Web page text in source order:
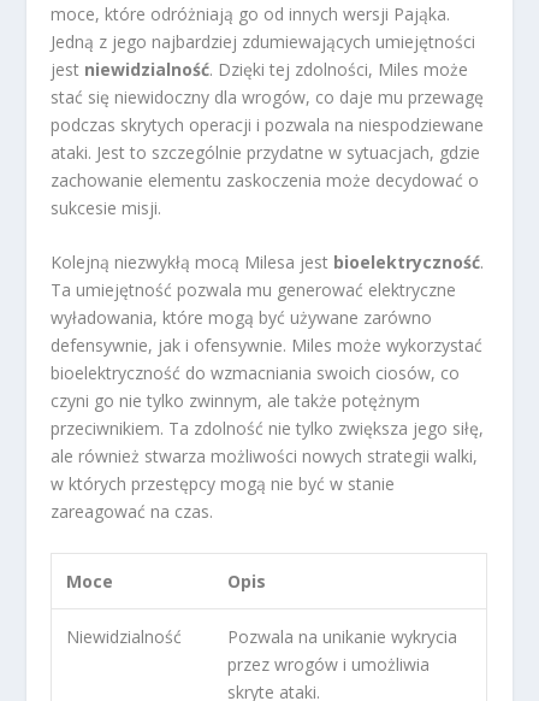
moce, które odróżniają go od innych wersji Pająka.
Jedną z jego najbardziej zdumiewających umiejętności
jest niewidzialność. Dzięki tej zdolności, Miles może
stać się niewidoczny dla wrogów, co daje mu przewagę
podczas skrytych operacji i pozwala na niespodziewane
ataki. Jest to szczególnie przydatne w sytuacjach, gdzie
zachowanie elementu zaskoczenia może decydować o
sukcesie misji.
Kolejną niezwykłą mocą Milesa jest bioelektryczność.
Ta umiejętność pozwala mu generować elektryczne
wyładowania, które mogą być używane zarówno
defensywnie, jak i ofensywnie. Miles może wykorzystać
bioelektryczność do wzmacniania swoich ciosów, co
czyni go nie tylko zwinnym, ale także potężnym
przeciwnikiem. Ta zdolność nie tylko zwiększa jego siłę,
ale również stwarza możliwości nowych strategii walki,
w których przestępcy mogą nie być w stanie
zareagować na czas.
Moce Opis
Niewidzialność
Pozwala na unikanie wykrycia
przez wrogów i umożliwia
skryte ataki.